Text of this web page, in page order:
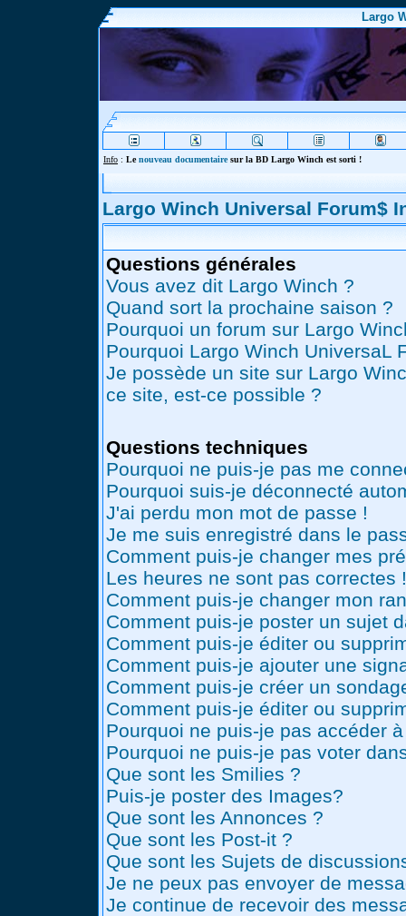
Largo
Info : Lenouveau documentairesur la BD Largo Winch est sorti !
Largo Winch Universal Forum$
Questions générales
Vous avez dit Largo Winch ?
Quand sort la prochaine saison ?
Pourquoi un forum sur Largo
Pourquoi Largo Winch UniversaL
Je possède un site sur Largo
ce site, est-ce possible ?
Questions techniques
Pourquoi ne puis-je pas me
Pourquoi suis-je déconnecté
J'ai perdu mon mot de passe !
Je me suis enregistré dans le
Comment puis-je changer mes
Les heures ne sont pas correctes !
Comment puis-je changer mon
Comment puis-je poster un sujet
Comment puis-je éditer ou
Comment puis-je ajouter une
Comment puis-je créer un
Comment puis-je éditer ou
Pourquoi ne puis-je pas accéder
Pourquoi ne puis-je pas voter
Que sont les Smilies ?
Puis-je poster des Images?
Que sont les Annonces ?
Que sont les Post-it ?
Que sont les Sujets de
Je ne peux pas envoyer de
Je continue de recevoir des